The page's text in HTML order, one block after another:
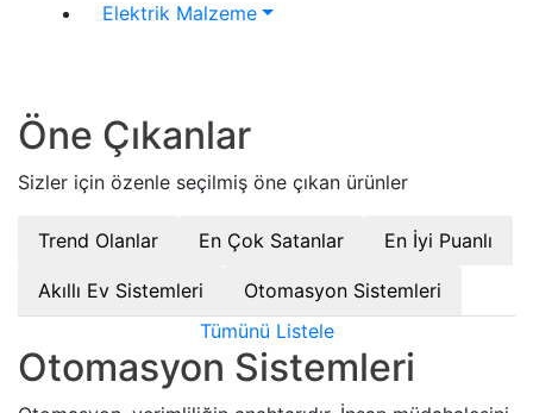
Elektrik Malzeme
Öne Çıkanlar
Sizler için özenle seçilmiş öne çıkan ürünler
Trend Olanlar En Çok Satanlar En İyi Puanlı
Akıllı Ev Sistemleri
Otomasyon Sistemleri
Tümünü Listele
Otomasyon Sistemleri